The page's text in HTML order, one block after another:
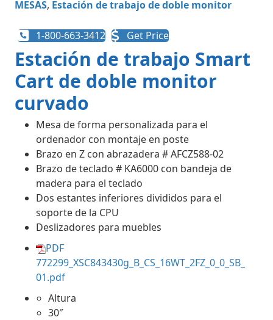
MESAS, Estación de trabajo de doble monitor
1-800-663-3412 Get Price
Estación de trabajo Smart
Cart de doble monitor
curvado
Mesa de forma personalizada para el
ordenador con montaje en poste
Brazo en Z con abrazadera # AFCZ588-02
Brazo de teclado # KA6000 con bandeja de
madera para el teclado
Dos estantes inferiores divididos para el
soporte de la CPU
Deslizadores para muebles
PDF
772299_XSC843430g_B_CS_16WT_2FZ_0_0_SB_
01.pdf
Altura
30″